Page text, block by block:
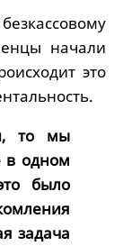
начали
это
то мы
в одном
было
задача